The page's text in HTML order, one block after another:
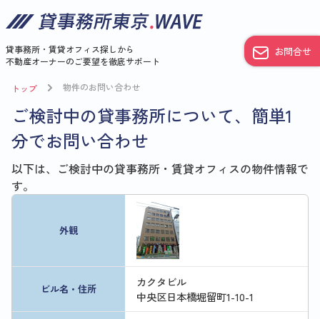
貸事務所・賃貸オフィス探しから
不動産オーナーのご要望を徹底サポート
お問合せ
トップ 物件のお問い合わせ
ご検討中の貸事務所について、簡単1
分でお問い合わせ
以下は、ご検討中の貸事務所・賃貸オフィスの物件情報で
す。
外観
ビル名・住所
カクタビル
中央区日本橋堀留町1-10-1